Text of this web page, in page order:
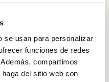
se usan para personalizar
funciones de redes
compartimos
del sitio web con
Por ejemplo, la frecuencia de
cookies de publicidad permiten a
información del
del usuario, para ofrecerle
de su perfil.